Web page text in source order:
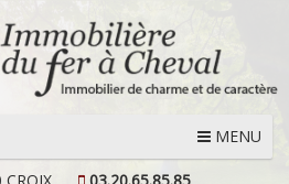
MENU